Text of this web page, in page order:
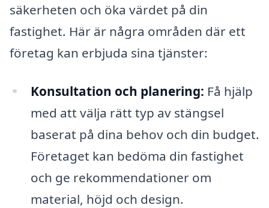
säkerheten och öka värdet på din
fastighet. Här är några områden där ett
företag kan erbjuda sina tjänster:
Konsultation och planering: Få hjälp
med att välja rätt typ av stängsel
baserat på dina behov och din budget.
Företaget kan bedöma din fastighet
och ge rekommendationer om
material, höjd och design.